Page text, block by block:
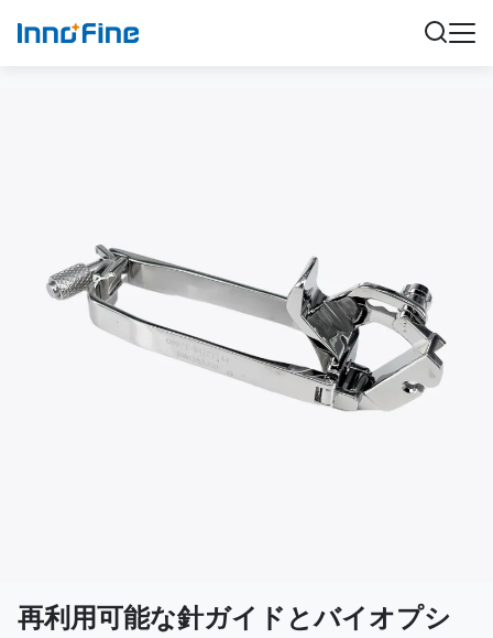
再利用可能な針ガイドとバイオプシ